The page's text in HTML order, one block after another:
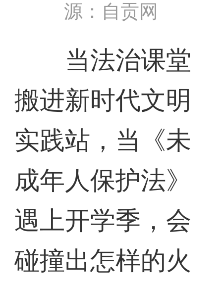
源：自贡网
当法治课堂
搬进新时代文明
实践站，当《未
成年人保护法》
遇上开学季，会
碰撞出怎样的火